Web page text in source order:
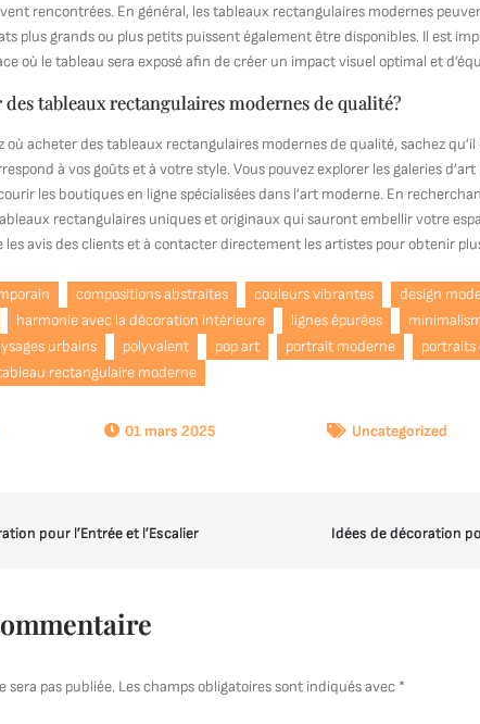
rencontrées. En général, les tableaux rectangulaires modernes
plus grands ou plus petits puissent également être disponibles. Il est
où le tableau sera exposé afin de créer un impact visuel optimal et
tableaux rectangulaires modernes de qualité?
où acheter des tableaux rectangulaires modernes de qualité, sachez
à vos goûts et à votre style. Vous pouvez explorer les galeries
les boutiques en ligne spécialisées dans l’art moderne. En
rectangulaires uniques et originaux qui sauront embellir votre
avis des clients et à contacter directement les artistes pour obtenir
compositions abstraites couleurs vibrantes design
harmonie avec la décoration intérieure lignes épurées
urbains polyvalent pop art portrait moderne portraits
rectangulaire moderne
01 mars 2025 Uncategorized
pour l’Entrée et l’Escalier Idées de décoration
sera pas publiée. Les champs obligatoires sont indiqués avec *